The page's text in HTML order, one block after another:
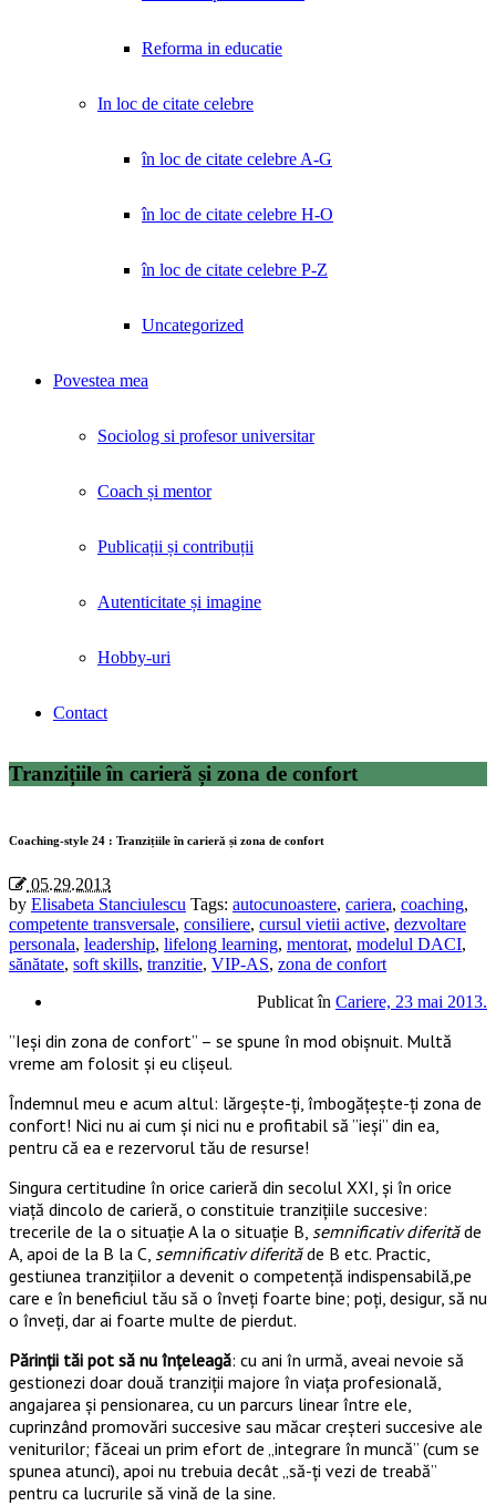
Reforma in educatie
In loc de citate celebre
în loc de citate celebre A-G
în loc de citate celebre H-O
în loc de citate celebre P-Z
Uncategorized
Povestea mea
Sociolog si profesor universitar
Coach și mentor
Publicații și contribuții
Autenticitate și imagine
Hobby-uri
Contact
Tranzițiile în carieră și zona de confort
Coaching-style 24 : Tranzițiile în carieră și zona de confort
05.29.2013
by Elisabeta Stanciulescu Tags: autocunoastere, cariera, coaching,
competente transversale, consiliere, cursul vietii active, dezvoltare
personala, leadership, lifelong learning, mentorat, modelul DACI,
sănătate, soft skills, tranzitie, VIP-AS, zona de confort
Publicat în Cariere, 23 mai 2013.
”Ieși din zona de confort” – se spune în mod obișnuit. Multă
vreme am folosit și eu clișeul.
Îndemnul meu e acum altul: lărgește-ți, îmbogățește-ți zona de
confort! Nici nu ai cum și nici nu e profitabil să ”ieși” din ea,
pentru că ea e rezervorul tău de resurse!
Singura certitudine în orice carieră din secolul XXI, și în orice
viață dincolo de carieră, o constituie tranzițiile succesive:
trecerile de la o situație A la o situație B, semnificativ diferităde
A, apoi de la B la C, semnificativ diferităde B etc. Practic,
gestiunea tranzițiilor a devenit o competență indispensabilă,pe
care e în beneficiul tău să o înveți foarte bine; poți, desigur, să nu
o înveți, dar ai foarte multe de pierdut.
Părinții tăi pot să nu înțeleagă: cu ani în urmă, aveai nevoie să
gestionezi doar două tranziții majore în viața profesională,
angajarea și pensionarea, cu un parcurs linear între ele,
cuprinzând promovări succesive sau măcar creșteri succesive ale
veniturilor; făceai un prim efort de „integrare în muncă” (cum se
spunea atunci), apoi nu trebuia decât „să-ți vezi de treabă”
pentru ca lucrurile să vină de la sine.